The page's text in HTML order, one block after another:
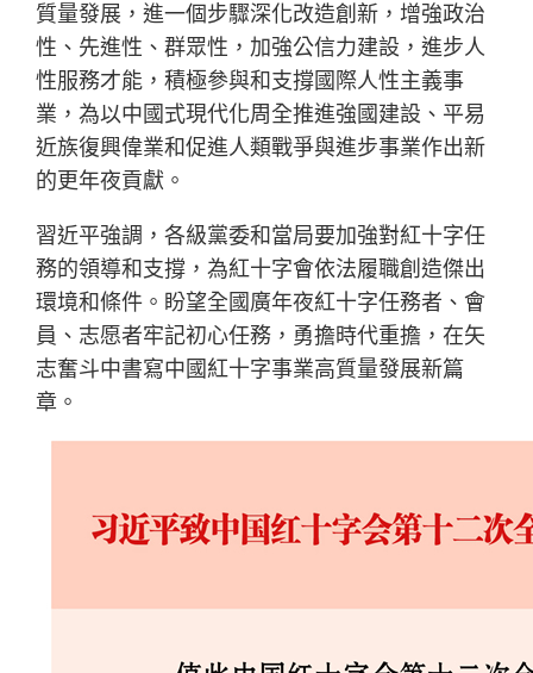
質量發展，進一個步驟深化改造創新，增強政治
性、先進性、群眾性，加強公信力建設，進步人
性服務才能，積極參與和支撐國際人性主義事
業，為以中國式現代化周全推進強國建設、平易
近族復興偉業和促進人類戰爭與進步事業作出新
的更年夜貢獻。
習近平強調，各級黨委和當局要加強對紅十字任
務的領導和支撐，為紅十字會依法履職創造傑出
環境和條件。盼望全國廣年夜紅十字任務者、會
員、志愿者牢記初心任務，勇擔時代重擔，在矢
志奮斗中書寫中國紅十字事業高質量發展新篇
章。